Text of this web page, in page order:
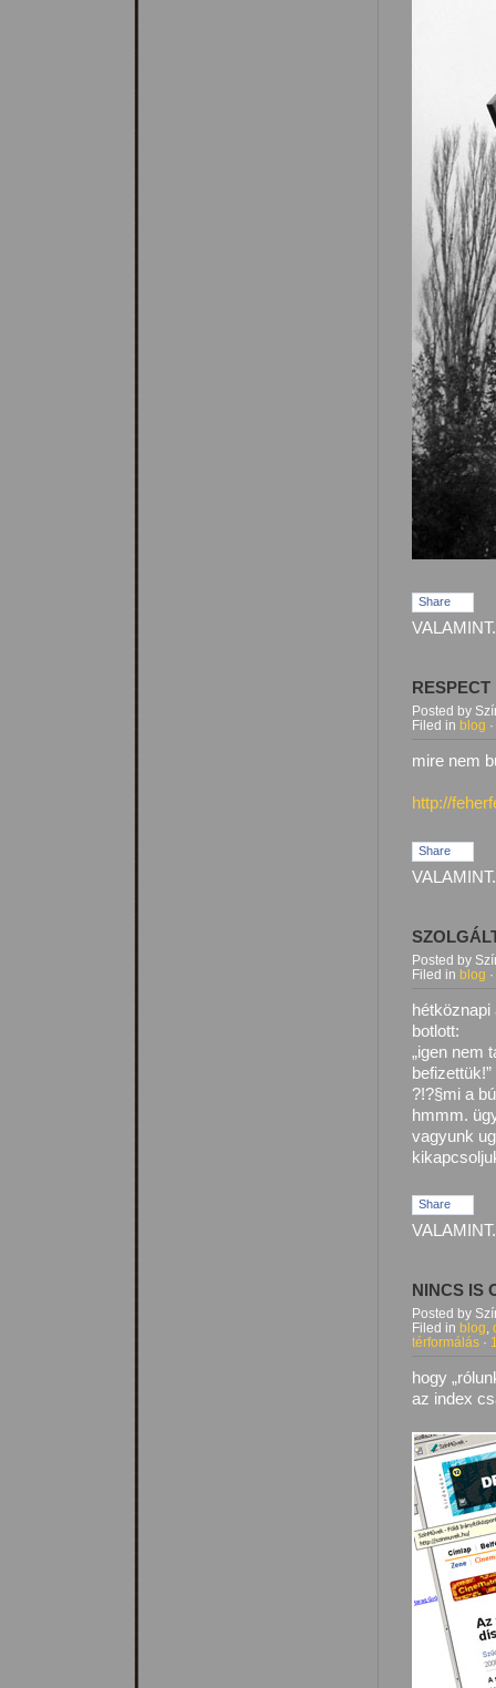
Share
RESPECT
Posted by
Filed in blog ·
mire nem
http://
Share
Posted by
Filed in blog ·
botlott:
„igen nem
befizettük!”
?!?§mi a
hmmm.
vagyunk
Share
NINCS IS
Posted by
Filed in blog,
térformálás ·
hogy
az index